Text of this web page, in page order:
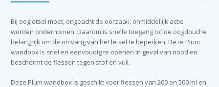
aantal
Bij oogletsel moet, ongeacht de oorzaak, onmiddellijk actie
worden ondernomen. Daarom is snelle toegang tot de oogdouche
belangrijk om de omvang van het letsel te beperken. Deze Plum
wandbox is snel en eenvoudig te openen in geval van nood en
beschermt de flessen tegen stof en vuil.
Deze Plum wandbox is geschikt voor flessen van 200 en 500 ml en